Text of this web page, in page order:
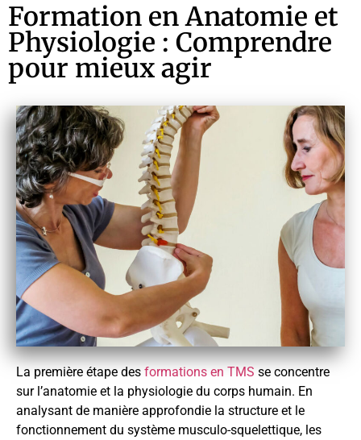
Formation en Anatomie et
Physiologie : Comprendre
pour mieux agir
La première étape des formations en TMS se concentre
sur l’anatomie et la physiologie du corps humain. En
analysant de manière approfondie la structure et le
fonctionnement du système musculo-squelettique, les